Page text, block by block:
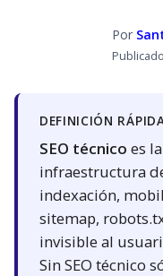
Por
DEFINICIÓN
SEO técnico es
infraestructura
indexación,
sitemap,
invisible al
Sin SEO técnico